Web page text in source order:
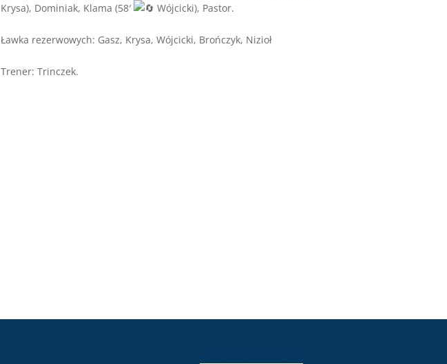
Krysa), Dominiak, Klama (58′
Wójcicki), Pastor.
Ławka rezerwowych: Gasz, Krysa, Wójcicki, Brończyk, Nizioł
Trener: Trinczek.